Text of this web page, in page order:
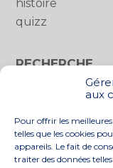
aux
Pour offrir les
telles que les cookies
appareils. Le fait de
traiter des données
histoire
quizz
RECHERCHE
Rechercher :